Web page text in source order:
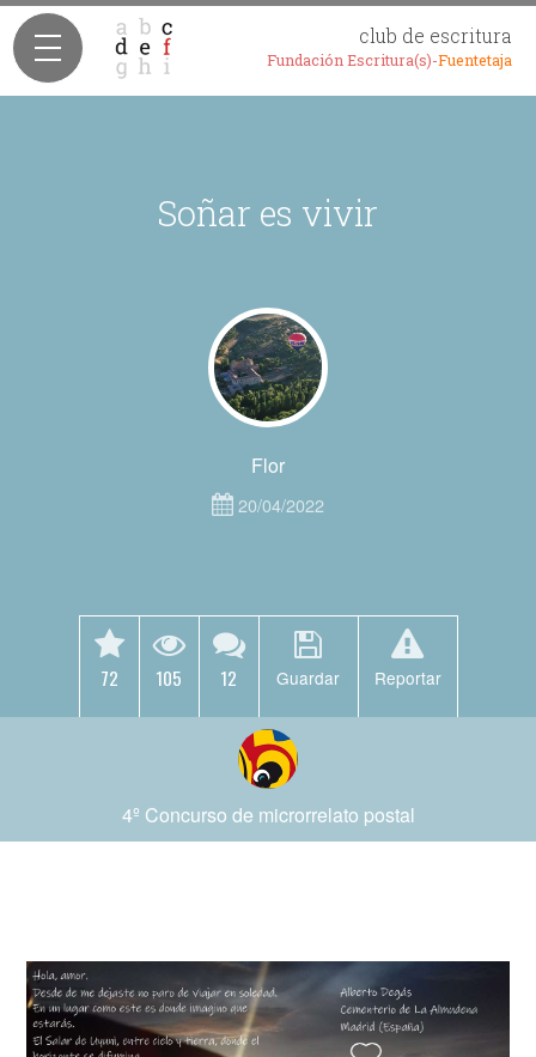
club de escritura
Fundación Escritura(s)-Fuentetaja
Soñar es vivir
Flor
20/04/2022
72 105 12 Guardar Reportar
4º Concurso de microrrelato postal